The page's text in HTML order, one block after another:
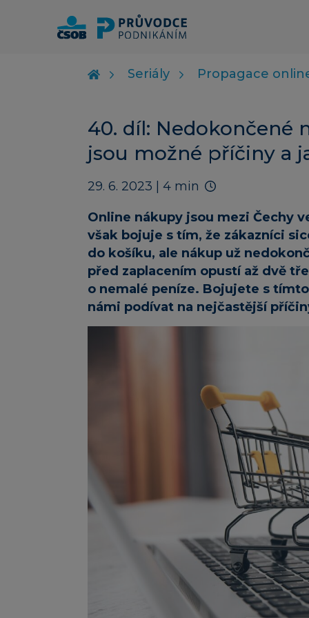
Seriály Propagace
40. díl: Nedokončené
jsou možné příčiny a
29. 6. 2023 | 4 min
Online nákupy jsou mezi Čechy
však bojuje s tím, že zákazníci
do košíku, ale nákup už
před zaplacením opustí až dvě
o nemalé peníze. Bojujete s
námi podívat na nejčastější